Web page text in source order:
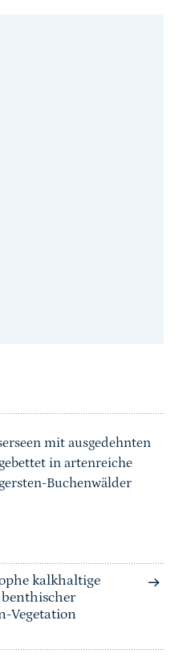
mit ausgedehnten
in artenreiche
Buchenwälder
kalkhaltige
Vegetation